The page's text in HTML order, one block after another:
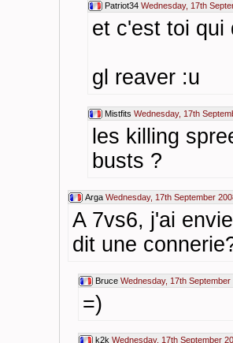
Patriot34 Wednesday, 17th
et c'est toi qui
gl reaver :u
Mistfits Wednesday, 17th
les killing
busts ?
Arga Wednesday, 17th September
A 7vs6, j'ai
dit une
Bruce Wednesday, 17th September
=)
k2k Wednesday, 17th September